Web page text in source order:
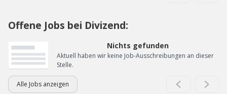
Offene Jobs bei Divizend:
Nichts gefunden
Aktuell haben wir keine Job-Ausschreibungen an dieser
Stelle.
Alle Jobs anzeigen